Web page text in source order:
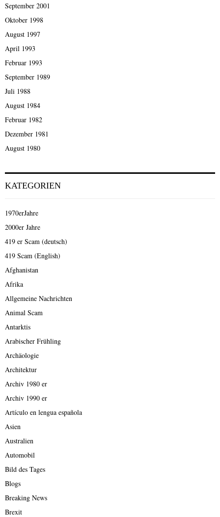
September 2001
Oktober 1998
August 1997
April 1993
Februar 1993
September 1989
Juli 1988
August 1984
Februar 1982
Dezember 1981
August 1980
KATEGORIEN
1970erJahre
2000er Jahre
419 er Scam (deutsch)
419 Scam (English)
Afghanistan
Afrika
Allgemeine Nachrichten
Animal Scam
Antarktis
Arabischer Frühling
Archäologie
Architektur
Archiv 1980 er
Archiv 1990 er
Artículo en lengua española
Asien
Australien
Automobil
Bild des Tages
Blogs
Breaking News
Brexit